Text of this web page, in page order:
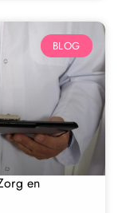
BLOG
en